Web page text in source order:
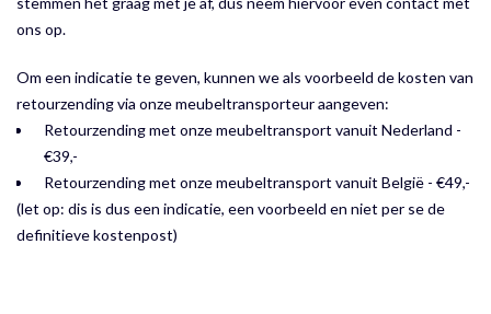
ons op.
Om een indicatie te geven, kunnen we als voorbeeld de kosten van
retourzending via onze meubeltransporteur aangeven:
Retourzending met onze meubeltransport vanuit Nederland -
€39,-
Retourzending met onze meubeltransport vanuit België - €49,-
(let op: dis is dus een indicatie, een voorbeeld en niet per se de
definitieve kostenpost)